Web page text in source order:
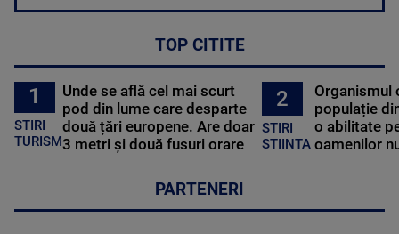
TOP CITITE
1
STIRI
TURISM
Unde se află cel mai scurt
pod din lume care desparte
două țări europene. Are doar
3 metri și două fusuri orare
2
STIRI
STIINTA
Organismul
populație
o abilitate
oamenilor
PARTENERI